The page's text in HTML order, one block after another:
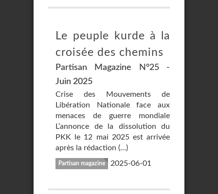
Le peuple kurde à la
croisée des chemins
Partisan Magazine N°25 -
Juin 2025
Crise des Mouvements de
Libération Nationale face aux
menaces de guerre mondiale
L’annonce de la dissolution du
PKK le 12 mai 2025 est arrivée
après la rédaction (…)
Partisan magazine 2025-06-01